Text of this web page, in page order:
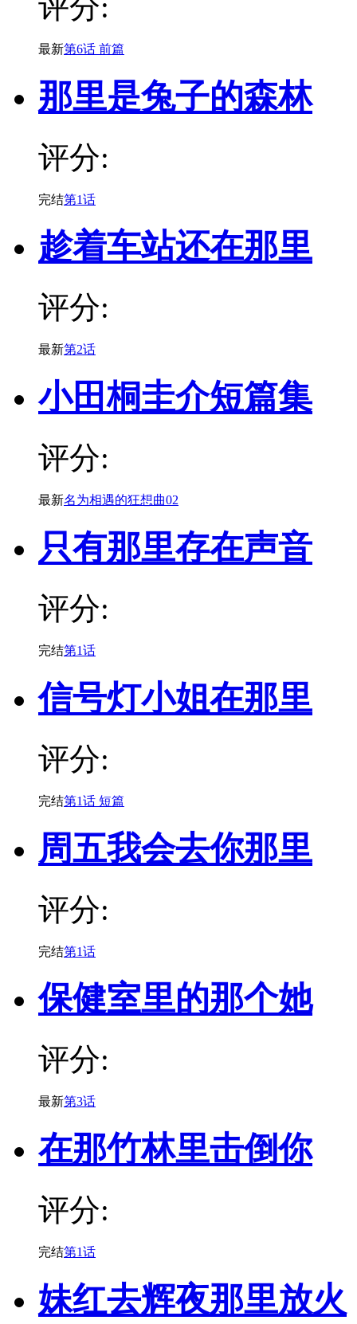
最新第6话 前篇
那里是兔子的森林
评分:
完结第1话
趁着车站还在那里
评分:
最新第2话
小田桐圭介短篇集
评分:
最新名为相遇的狂想曲02
只有那里存在声音
评分:
完结第1话
信号灯小姐在那里
评分:
完结第1话 短篇
周五我会去你那里
评分:
完结第1话
保健室里的那个她
评分:
最新第3话
在那竹林里击倒你
评分:
完结第1话
妹红去辉夜那里放火